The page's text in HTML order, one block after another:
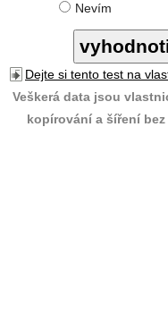
Nevím
Dejte si tento test na
Veškerá data jsou
kopírování a šíření